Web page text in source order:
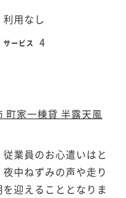
利用なし
サービス 4
町家一棟貸 半露天風
業員のお心遣いはと
中ねずみの声や走り
迎えることとなりま